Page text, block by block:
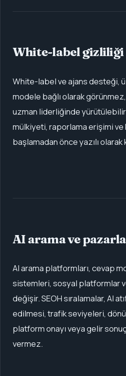
White-label gizliliği
White-label ve ajans desteği,
modele bağlı olarak
uzman liderliğinde
mülkiyeti, raporlama erişimi ve
başlamadan önce yazılı olarak
AI arama ve
AI arama platformları, cevap
sistemleri, sosyal platformlar
değişir. SEOH sıralamalar, AI
edilmesi, trafik seviyeleri,
platform onayı veya gelir
vermez.